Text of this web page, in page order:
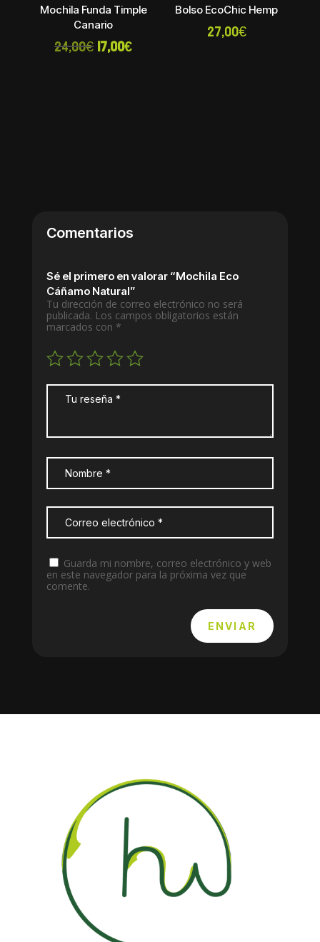
Mochila Funda Timple
Canario
24,00€El
17,00€El
Bolso EcoChic Hemp
27,00€
Comentarios
Sé el primero en valorar “Mochila Eco
Cáñamo Natural”
Tu dirección de correo electrónico no será
publicada. Los campos obligatorios están
marcados con *
Guarda mi nombre, correo electrónico y web
en este navegador para la próxima vez que
comente.
ENVIAR